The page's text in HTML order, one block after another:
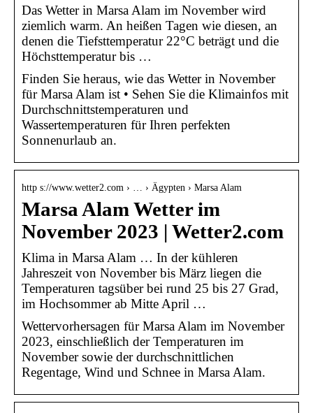
Das Wetter in Marsa Alam im November wird
ziemlich warm. An heißen Tagen wie diesen, an
denen die Tiefsttemperatur 22°C beträgt und die
Höchsttemperatur bis …
Finden Sie heraus, wie das Wetter in November
für Marsa Alam ist • Sehen Sie die Klimainfos mit
Durchschnittstemperaturen und
Wassertemperaturen für Ihren perfekten
Sonnenurlaub an.
http s://www.wetter2.com › … › Ägypten › Marsa Alam
Marsa Alam Wetter im
November 2023 | Wetter2.com
Klima in Marsa Alam … In der kühleren
Jahreszeit von November bis März liegen die
Temperaturen tagsüber bei rund 25 bis 27 Grad,
im Hochsommer ab Mitte April …
Wettervorhersagen für Marsa Alam im November
2023, einschließlich der Temperaturen im
November sowie der durchschnittlichen
Regentage, Wind und Schnee in Marsa Alam.